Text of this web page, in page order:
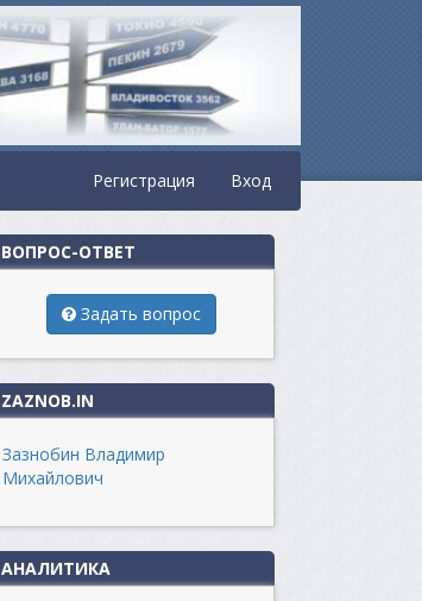
Регистрация Вход
ВОПРОС-ОТВЕТ
Задать вопрос
ZAZNOB.IN
Зазнобин Владимир
Михайлович
АНАЛИТИКА